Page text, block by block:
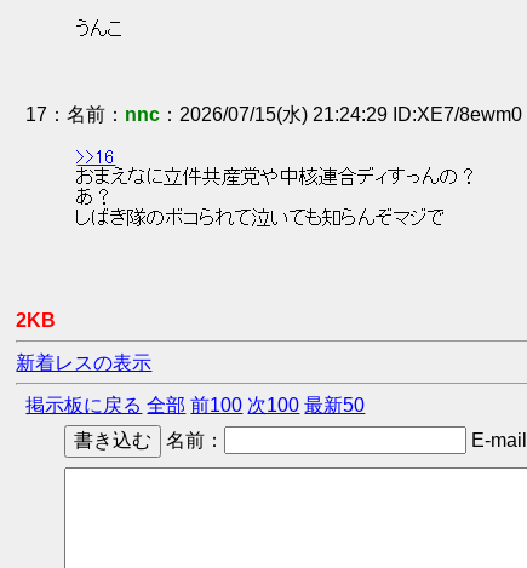
うんこ
17 ： nnc 2026/07/15(水) 21:24:29 ID:XE7/8ewm0
>>16
おまえなに立件共産党や中核連合ディすっんの？
あ？
しばき隊のボコられて泣いても知らんぞマジで
2KB
新着レスの表示
掲示板に戻る 全部 前100 次100 最新50
名前：
E-mail